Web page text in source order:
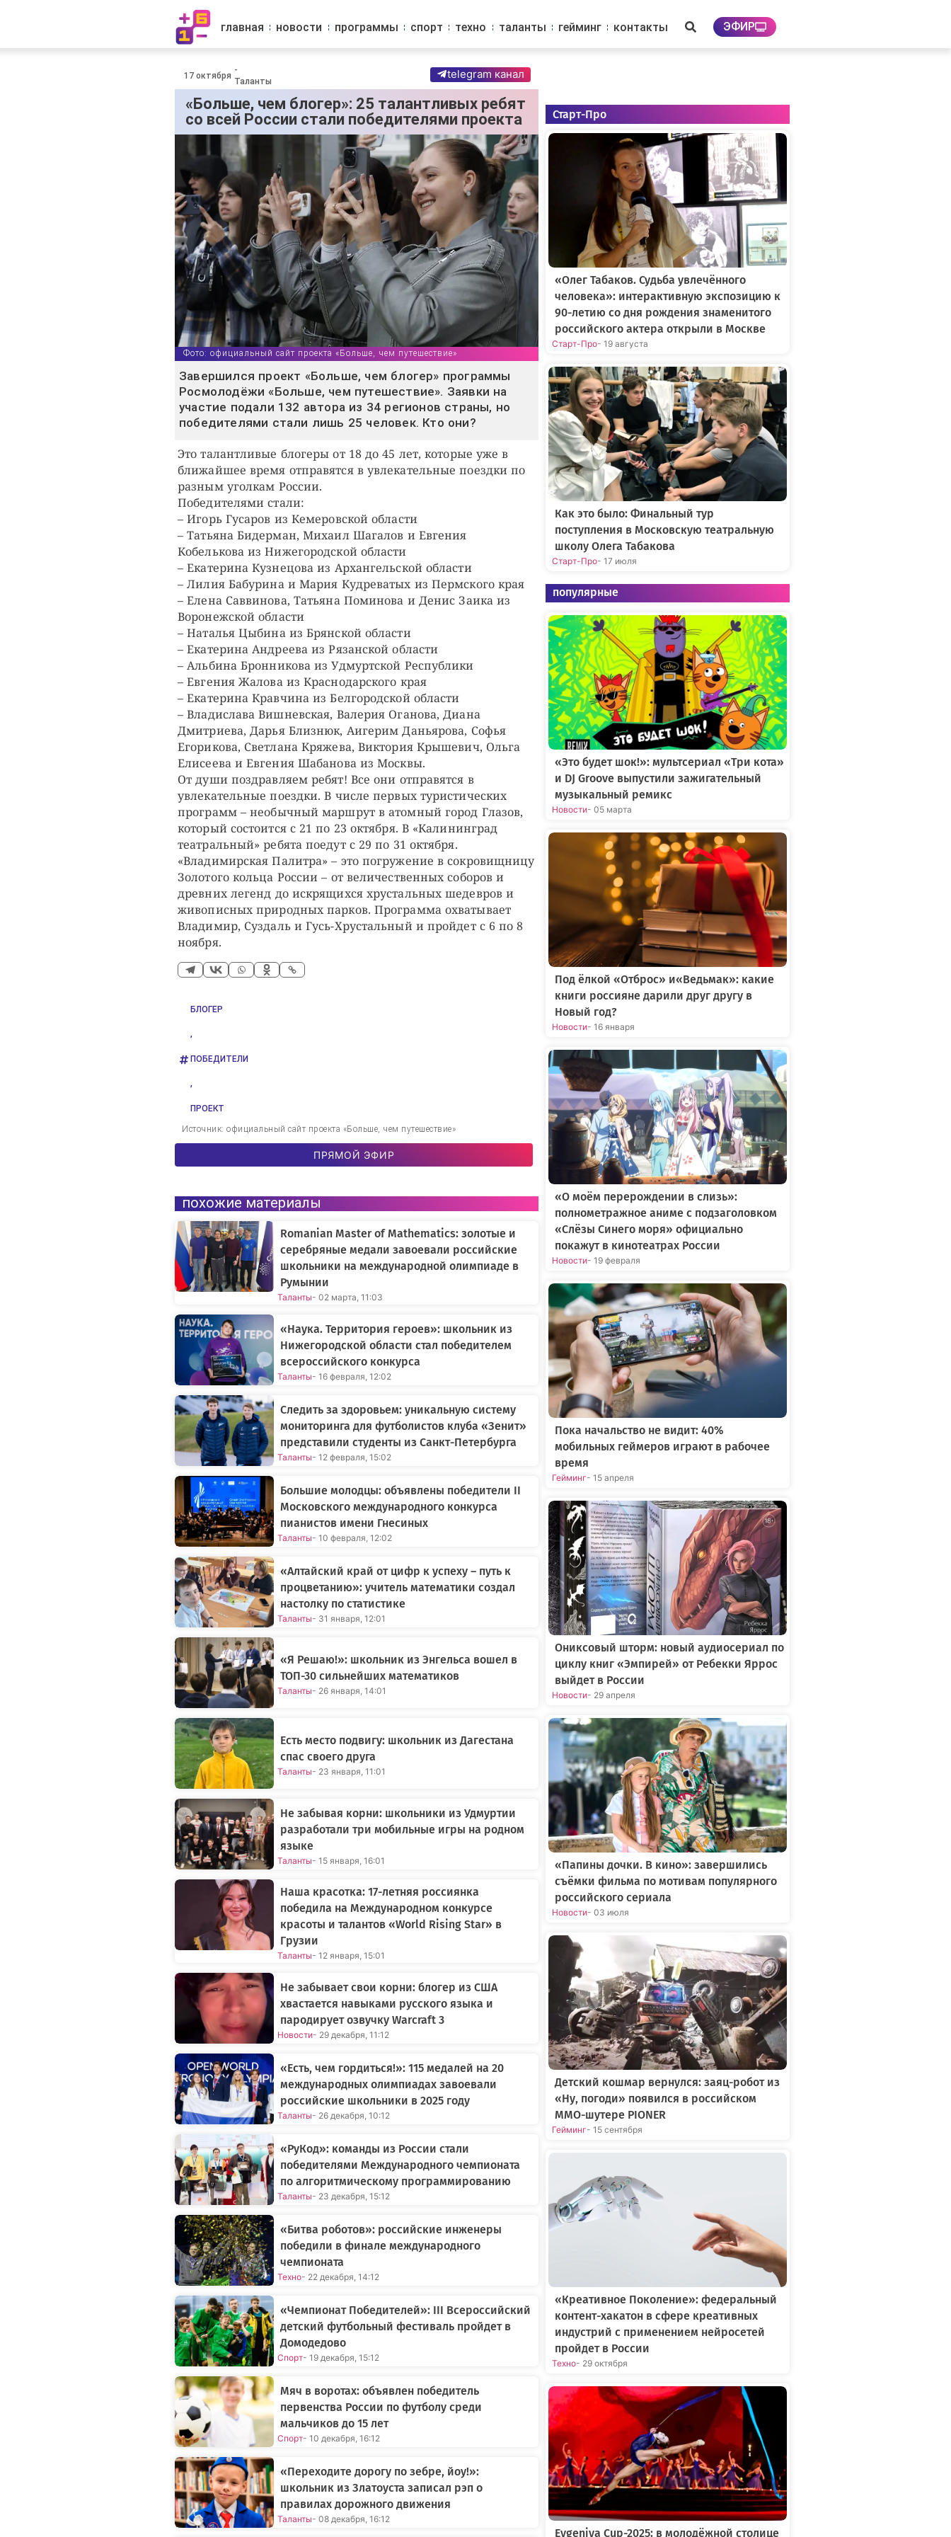
главная новости программы спорт техно таланты гейминг контакты ЭФИР
17 октября
-
Таланты
telegram канал
«Больше, чем блогер»: 25 талантливых ребят
со всей России стали победителями проекта
Фото: официальный сайт проекта «Больше, чем путешествие»
Завершился проект «Больше, чем блогер» программы
Росмолодёжи «Больше, чем путешествие». Заявки на
участие подали 132 автора из 34 регионов страны, но
победителями стали лишь 25 человек. Кто они?
Это талантливые блогеры от 18 до 45 лет, которые уже в
ближайшее время отправятся в увлекательные поездки по
разным уголкам России.
Победителями стали:
– Игорь Гусаров из Кемеровской области
– Татьяна Бидерман, Михаил Шагалов и Евгения
Кобелькова из Нижегородской области
– Екатерина Кузнецова из Архангельской области
– Лилия Бабурина и Мария Кудреватых из Пермского края
– Елена Саввинова, Татьяна Поминова и Денис Заика из
Воронежской области
– Наталья Цыбина из Брянской области
– Екатерина Андреева из Рязанской области
– Альбина Бронникова из Удмуртской Республики
– Евгения Жалова из Краснодарского края
– Екатерина Кравчина из Белгородской области
– Владислава Вишневская, Валерия Оганова, Диана
Дмитриева, Дарья Близнюк, Аигерим Даньярова, Софья
Егорикова, Светлана Кряжева, Виктория Крышевич, Ольга
Елисеева и Евгения Шабанова из Москвы.
От души поздравляем ребят! Все они отправятся в
увлекательные поездки. В числе первых туристических
программ – необычный маршрут в атомный город Глазов,
который состоится с 21 по 23 октября. В «Калининград
театральный» ребята поедут с 29 по 31 октября.
«Владимирская Палитра» – это погружение в сокровищницу
Золотого кольца России – от величественных соборов и
древних легенд до искрящихся хрустальных шедевров и
живописных природных парков. Программа охватывает
Владимир, Суздаль и Гусь-Хрустальный и пройдет с 6 по 8
ноября.
БЛОГЕР
,
ПОБЕДИТЕЛИ
,
ПРОЕКТ
Источник: официальный сайт проекта «Больше, чем путешествие»
ПРЯМОЙ ЭФИР
похожие материалы
Romanian Master of Mathematics: золотые и
серебряные медали завоевали российские
школьники на международной олимпиаде в
Румынии
Таланты- 02 марта, 11:03
«Наука. Территория героев»: школьник из
Нижегородской области стал победителем
всероссийского конкурса
Таланты- 16 февраля, 12:02
Следить за здоровьем: уникальную систему
мониторинга для футболистов клуба «Зенит»
представили студенты из Санкт-Петербурга
Таланты- 12 февраля, 15:02
Большие молодцы: объявлены победители II
Московского международного конкурса
пианистов имени Гнесиных
Таланты- 10 февраля, 12:02
«Алтайский край от цифр к успеху – путь к
процветанию»: учитель математики создал
настолку по статистике
Таланты- 31 января, 12:01
«Я Решаю!»: школьник из Энгельса вошел в
ТОП-30 сильнейших математиков
Таланты- 26 января, 14:01
Есть место подвигу: школьник из Дагестана
спас своего друга
Таланты- 23 января, 11:01
Не забывая корни: школьники из Удмуртии
разработали три мобильные игры на родном
языке
Таланты- 15 января, 16:01
Наша красотка: 17-летняя россиянка
победила на Международном конкурсе
красоты и талантов «World Rising Star» в
Грузии
Таланты- 12 января, 15:01
Не забывает свои корни: блогер из США
хвастается навыками русского языка и
пародирует озвучку Warcraft 3
Новости- 29 декабря, 11:12
«Есть, чем гордиться!»: 115 медалей на 20
международных олимпиадах завоевали
российские школьники в 2025 году
Таланты- 26 декабря, 10:12
«РуКод»: команды из России стали
победителями Международного чемпионата
по алгоритмическому программированию
Таланты- 23 декабря, 15:12
«Битва роботов»: российские инженеры
победили в финале международного
чемпионата
Техно- 22 декабря, 14:12
«Чемпионат Победителей»: III Всероссийский
детский футбольный фестиваль пройдет в
Домодедово
Спорт- 19 декабря, 15:12
Мяч в воротах: объявлен победитель
первенства России по футболу среди
мальчиков до 15 лет
Спорт- 10 декабря, 16:12
«Переходите дорогу по зебре, йоу!»:
школьник из Златоуста записал рэп о
правилах дорожного движения
Таланты- 08 декабря, 16:12
Старт-Про
«Олег Табаков. Судьба увлечённого
человека»: интерактивную экспозицию к
90-летию со дня рождения знаменитого
российского актера открыли в Москве
Старт-Про- 19 августа
Как это было: Финальный тур
поступления в Московскую театральную
школу Олега Табакова
Старт-Про- 17 июля
популярные
«Это будет шок!»: мультсериал «Три кота»
и DJ Groove выпустили зажигательный
музыкальный ремикс
Новости- 05 марта
Под ёлкой «Отброс» и«Ведьмак»: какие
книги россияне дарили друг другу в
Новый год?
Новости- 16 января
«О моём перерождении в слизь»:
полнометражное аниме с подзаголовком
«Слёзы Синего моря» официально
покажут в кинотеатрах России
Новости- 19 февраля
Пока начальство не видит: 40%
мобильных геймеров играют в рабочее
время
Гейминг- 15 апреля
Ониксовый шторм: новый аудиосериал по
циклу книг «Эмпирей» от Ребекки Яррос
выйдет в России
Новости- 29 апреля
«Папины дочки. В кино»: завершились
съёмки фильма по мотивам популярного
российского сериала
Новости- 03 июля
Детский кошмар вернулся: заяц-робот из
«Ну, погоди» появился в российском
MMO-шутере PIONER
Гейминг- 15 сентября
«Креативное Поколение»: федеральный
контент-хакатон в сфере креативных
индустрий с применением нейросетей
пройдет в России
Техно- 29 октября
Evgeniya Cup-2025: в молодёжной столице